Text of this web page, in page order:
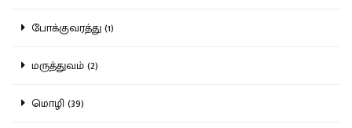
போக்குவரத்து (1)
மருத்துவம் (2)
மொழி (39)